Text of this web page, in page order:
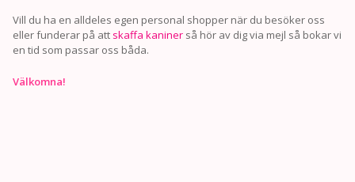
Vill du ha en alldeles egen personal shopper när du besöker oss
eller funderar på att skaffa kaniner så hör av dig via mejl så bokar vi
en tid som passar oss båda.
Välkomna!